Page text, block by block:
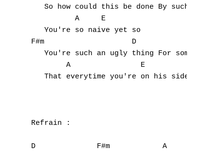
So how could this be done By such a
          A     E
   You're so naive yet so
F#m                    D
You're such an ugly thing For someone
        A                E
   That everytime you're on his side
Refrain :
D              F#m            A